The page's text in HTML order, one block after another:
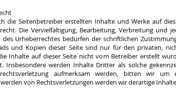
die Seitenbetreiber erstellten Inhalte und Werke auf
Die Vervielfältigung, Bearbeitung, Verbreitung und
des Urheberrechtes bedürfen der schriftlichen
und Kopien dieser Seite sind nur für den privaten,
Inhalte auf dieser Seite nicht vom Betreiber erstellt
Insbesondere werden Inhalte Dritter als solche
aufmerksam werden, bitten wir um
von Rechtsverletzungen werden wir derartige